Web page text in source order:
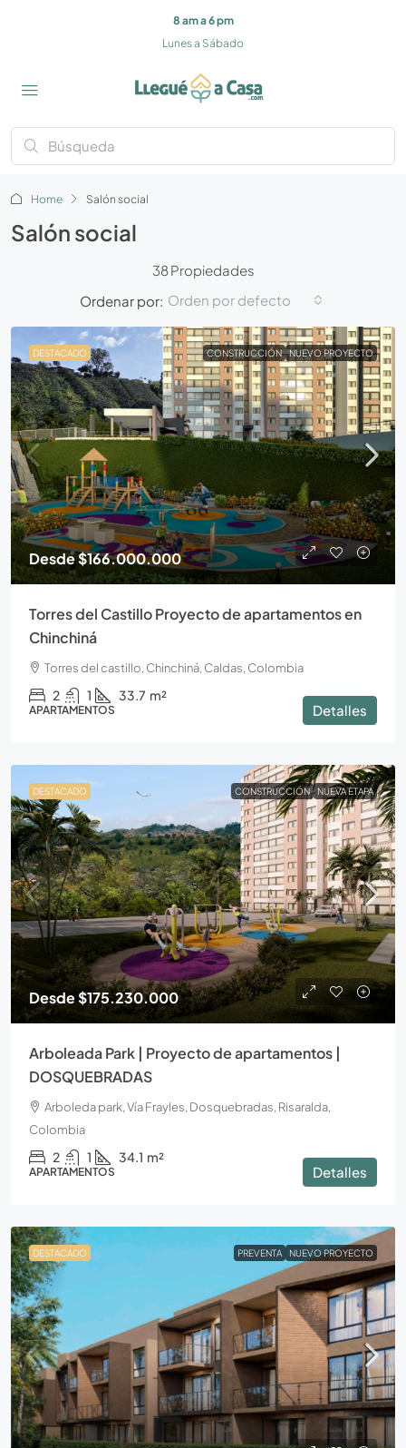
8 am a 6 pm
Lunes a Sábado
Home Salón social
Salón social
38 Propiedades
Ordenar por: Orden por defecto
DESTACADO CONSTRUCCIÓN NUEVO PROYECTO
Desde$166.000.000
Torres del Castillo Proyecto de apartamentos en
Chinchiná
Torres del castillo, Chinchiná, Caldas, Colombia
2 1 33.7 m²
APARTAMENTOS Detalles
DESTACADO CONSTRUCCIÓN NUEVA ETAPA
Desde$175.230.000
Arboleada Park | Proyecto de apartamentos |
DOSQUEBRADAS
Arboleda park, Vía Frayles, Dosquebradas, Risaralda,
Colombia
2 1 34.1 m²
APARTAMENTOS Detalles
DESTACADO PREVENTA NUEVO PROYECTO